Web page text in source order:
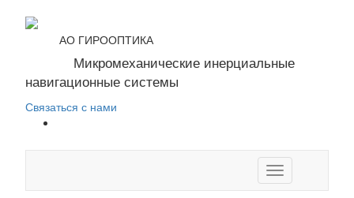
АО ГИРООПТИКА
Микромеханические инерциальные
навигационные системы
Связаться с нами
Toggle
navigation